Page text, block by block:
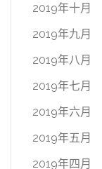
2019年十月
2019年九月
2019年八月
2019年七月
2019年六月
2019年五月
2019年四月